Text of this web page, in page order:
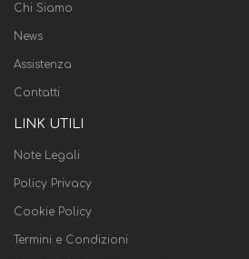
Chi Siamo
News
Assistenza
Contatti
LINK UTILI
Note Legali
Policy Privacy
Cookie Policy
Termini e Condizioni